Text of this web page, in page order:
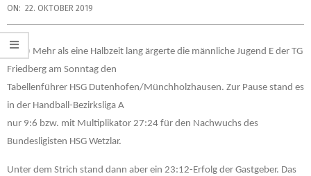
ON: 22. OKTOBER 2019
(mer) Mehr als eine Halbzeit lang ärgerte die männliche Jugend E der TG
Friedberg am Sonntag den
Tabellenführer HSG Dutenhofen/Münchholzhausen. Zur Pause stand es
in der Handball-Bezirksliga A
nur 9:6 bzw. mit Multiplikator 27:24 für den Nachwuchs des
Bundesligisten HSG Wetzlar.
Unter dem Strich stand dann aber ein 23:12-Erfolg der Gastgeber. Das